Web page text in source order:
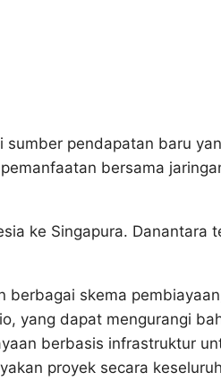
sumber pendapatan baru
bersama
ke Singapura. Danantara
berbagai skema
yang dapat mengurangi
berbasis infrastruktur
proyek secara